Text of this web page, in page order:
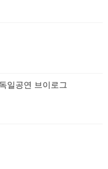
일공연 브이로그